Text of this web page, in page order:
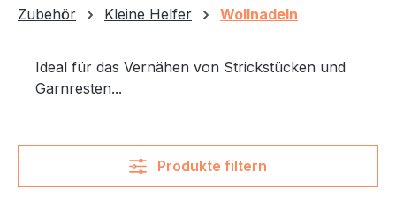
Zubehör Kleine Helfer Wollnadeln
Ideal für das Vernähen von Strickstücken und
Garnresten...
Produkte filtern